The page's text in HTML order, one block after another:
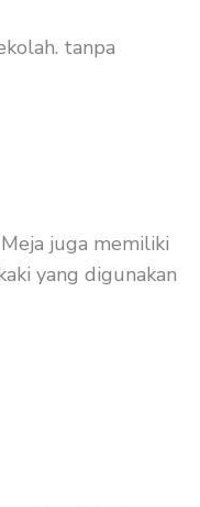
tanpa
juga memiliki
yang digunakan